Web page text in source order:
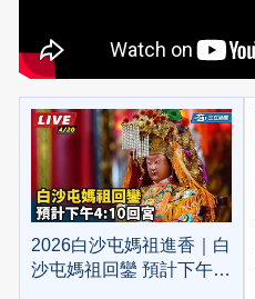
2026白沙屯媽祖進香｜白
沙屯媽祖回鑾 預計下午